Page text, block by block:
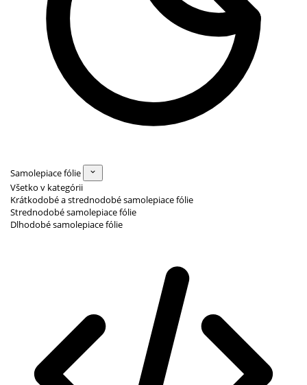
Samolepiace fólie
Všetko v kategórii
Krátkodobé a strednodobé samolepiace fólie
Strednodobé samolepiace fólie
Dlhodobé samolepiace fólie